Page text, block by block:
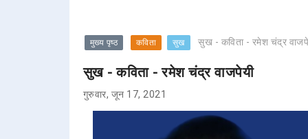
मुख्य पृष्ठ कविता सुख सुख - कविता - रमेश चंद्र
सुख - कविता - रमेश चंद्र वाजपेयी
गुरुवार, जून 17, 2021